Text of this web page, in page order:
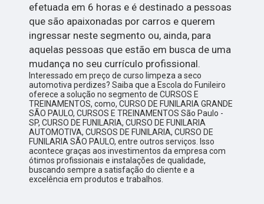
efetuada em 6 horas e é destinado a pessoas
que são apaixonadas por carros e querem
ingressar neste segmento ou, ainda, para
aquelas pessoas que estão em busca de uma
mudança no seu currículo profissional.
Interessado em preço de curso limpeza a seco
automotiva perdizes? Saiba que a Escola do Funileiro
oferece a solução no segmento de CURSOS E
TREINAMENTOS, como, CURSO DE FUNILARIA GRANDE
SÃO PAULO, CURSOS E TREINAMENTOS São Paulo -
SP, CURSO DE FUNILARIA, CURSO DE FUNILARIA
AUTOMOTIVA, CURSOS DE FUNILARIA, CURSO DE
FUNILARIA SÃO PAULO, entre outros serviços. Isso
acontece graças aos investimentos da empresa com
ótimos profissionais e instalações de qualidade,
buscando sempre a satisfação do cliente e a
excelência em produtos e trabalhos.